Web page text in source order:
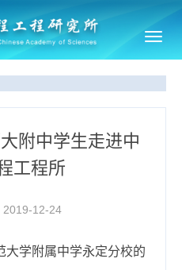
附中学生走进中
工程所
2019-12-24
学附属中学永定分校的